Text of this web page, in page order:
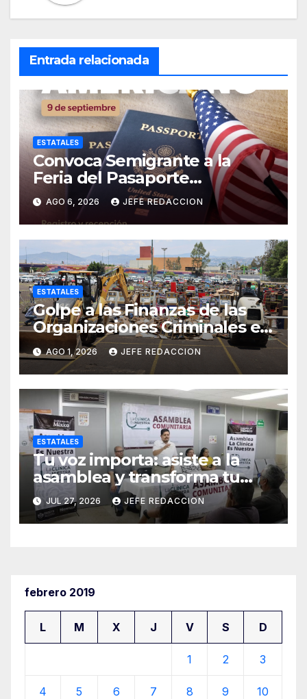
Entrada relacionada
ESTATALES
Convoca Semigrante a la
Feria del Pasaporte
Estadounidense 2026
AGO 6, 2026 JEFE REDACCION
ESTATALES
Golpe a las Finanzas de las
Organizaciones Criminales en
Operativos
Interinstitucionales
AGO 1, 2026 JEFE REDACCION
ESTATALES
Tu voz importa: asiste a la
asamblea y transforma tu
clínica del IMSS-Bienestar
JUL 27, 2026 JEFE REDACCION
febrero 2019
L M X J V S D
1 2 3
4 5 6 7 8 9 10